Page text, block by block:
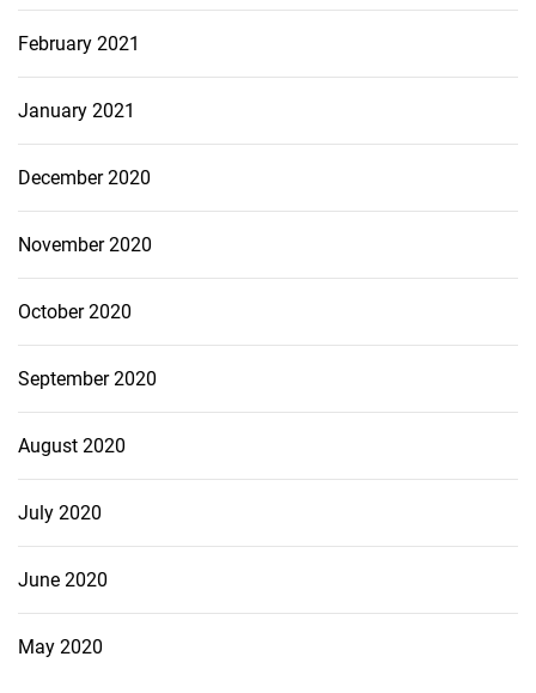
February 2021
January 2021
December 2020
November 2020
October 2020
September 2020
August 2020
July 2020
June 2020
May 2020